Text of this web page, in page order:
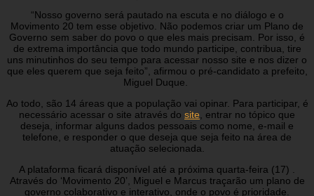
“Nosso governo será pautado na escuta e no diálogo e o
Movimento 20 tem esse objetivo. Não podemos criar um Plano de
Governo sem saber do povo o que eles mais precisam. Por isso, é
de extrema importância que todo mundo participe, contribua, tire
uns minutinhos do seu tempo para acessar nosso site e nos dizer o
que eles querem que seja feito”, afirmou o pré-candidato a prefeito,
Miguel Duque.
Ao todo, são 14 áreas que a população vai opinar. Para participar, é
necessário acessar o site através do site , entrar no tópico que
deseja, informar alguns dados pessoais como nome, e-mail e
telefone, e responder o que deseja que seja feito na área de
atuação selecionada.
A plataforma ficará disponível até a próxima quarta-feira (17) .
Através do ‘Movimento 20’, Miguel e Marcus traçarão um plano de
governo colaborativo e interativo, onde o povo é prioridade.